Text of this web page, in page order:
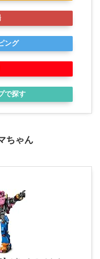
ング
で探す
ちゃん